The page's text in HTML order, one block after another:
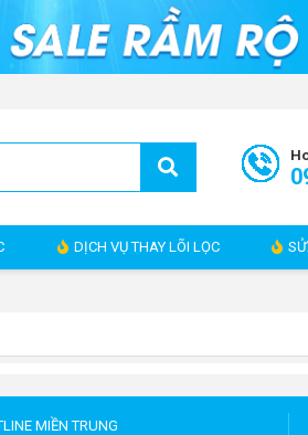
DỊCH VỤ THAY LÕI LỌC
MIỀN TRUNG